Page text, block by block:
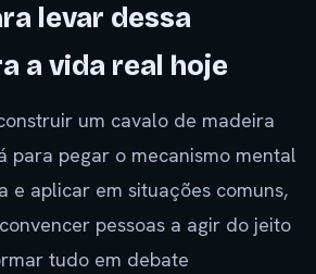
levar dessa
a vida real hoje
um cavalo de madeira
para pegar o mecanismo mental
e aplicar em situações comuns,
pessoas a agir do jeito
tudo em debate